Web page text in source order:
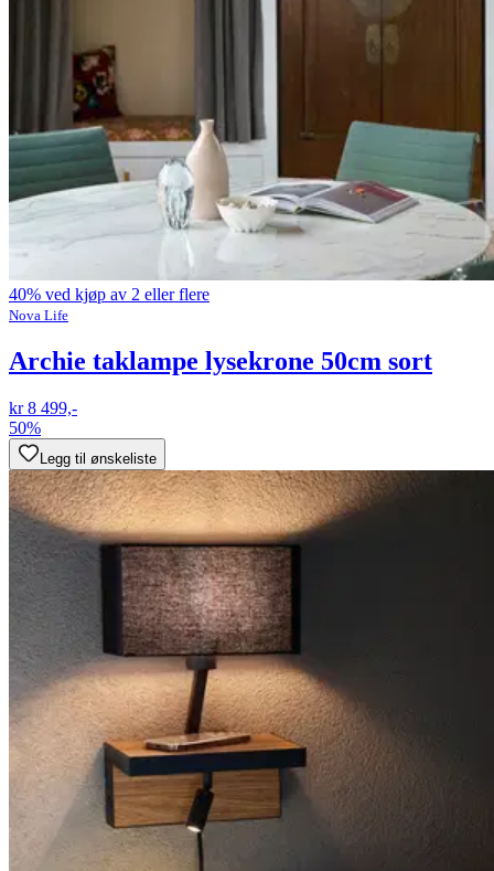
40% ved kjøp av 2 eller flere
Nova Life
Archie taklampe lysekrone 50cm sort
kr 8 499,-
50%
Legg til ønskeliste